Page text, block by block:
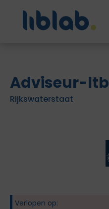
Adviseur-ltb
Rijkswaterstaat
Verlopen op: